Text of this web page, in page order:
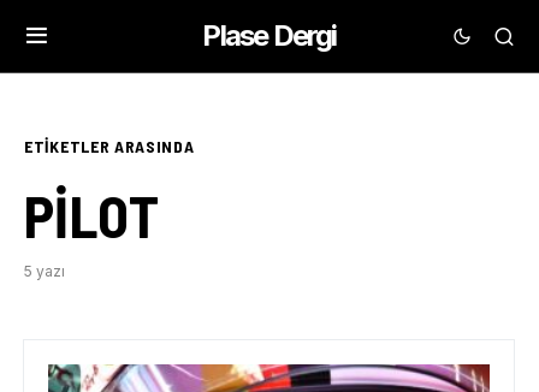
Plase Dergi
ETIKETLER ARASINDA
PILOT
5 yazı